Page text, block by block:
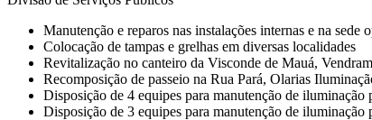
Manutenção e reparos nas instalações internas e na sede
Colocação de tampas e grelhas em diversas localidades
Revitalização no canteiro da Visconde de Mauá,
Recomposição de passeio na Rua Pará, Olarias
Disposição de 4 equipes para manutenção de iluminação
Disposição de 3 equipes para manutenção de